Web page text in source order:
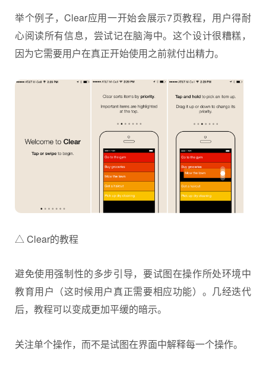
举个例子，Clear应用一开始会展示7页教程，用户得耐
心阅读所有信息，尝试记在脑海中。这个设计很糟糕，
因为它需要用户在真正开始使用之前就付出精力。
△ Clear的教程
避免使用强制性的多步引导，要试图在操作所处环境中
教育用户（这时候用户真正需要相应功能）。几经迭代
后，教程可以变成更加平缓的暗示。
关注单个操作，而不是试图在界面中解释每一个操作。